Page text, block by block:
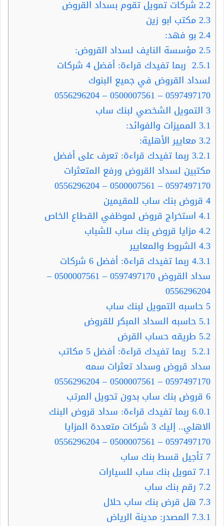
2.2 شركات تمويل تقوم بسداد القروض
2.3مكتب ابو زين
2.4 بو فهد:
2.5مؤسسة النايف لسداد القروض:
2.5.1
ربما تفيدك قراءة: أفضل 4 شركات
لسداد القروض في جميع البنوك
0597497170 – 0500007561 – 0556296204
3 التمويل الشخصي لبنك ساب
3.1 المميزات والفوائد:
3.2معايير الأهلية:
3.2.1 ربما تفيدك قراءة: تعرف على أفضل
مكتبين لسداد القروض ورفع المتعثرات
0597497170 – 0500007561 – 0556296204
4 قروض بنك ساب للمقيمين
4.1 استخراج قروض لموظفي القطاع الخاص
4.2مزايا قروض بنك ساب للشباب
4.3 الشروط والمعايير
4.3.1
ربما تفيدك قراءة: أفضل 6 شركات
سداد القروض 0597497170 – 0500007561 –
0556296204
5 حاسبه التمويل لبنك ساب
5.1 حاسبه السداد المبكر للقروض
5.2 طريقه حساب القرض
5.2.1
ربما تفيدك قراءة: أفضل 5 مكاتب
سداد قروض وسداد تعثرات سمه
0597497170 – 0500007561 – 0556296204
6 قروض بنك ساب بدون تحويل المرتب
6.0.1 ربما تفيدك قراءة: سداد قروض البنك
الاهلي.. إليك 3 شركات متعددة المزايا
0597497170 – 0500007561 – 0556296204
7 تأجيل قسط بنك ساب
7.1 تمويل بنك ساب للسيارات
7.2 رقم بنك ساب
7.3 هل قرض بنك ساب حلال
7.3.1 المصدر: مدينة الرياض